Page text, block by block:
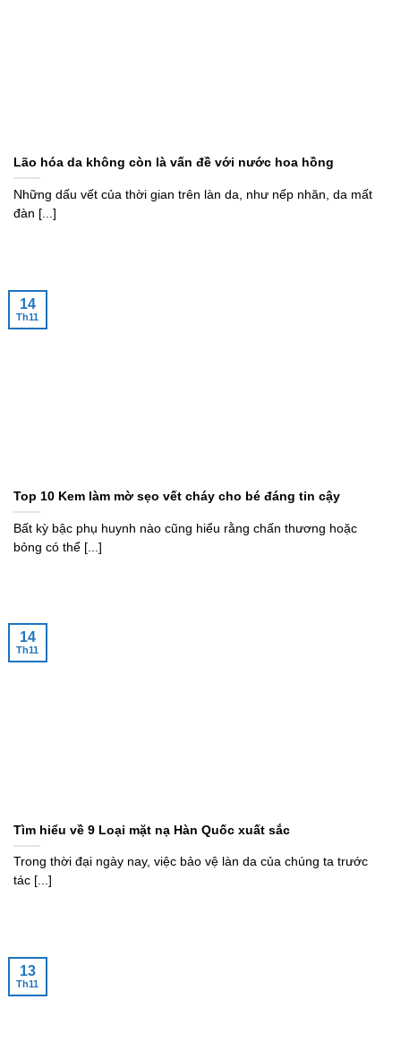
Lão hóa da không còn là vấn đề với nước hoa hồng
Những dấu vết của thời gian trên làn da, như nếp nhăn, da mất
đàn [...]
Top 10 Kem làm mờ sẹo vết cháy cho bé đáng tin cậy
Bất kỳ bậc phụ huynh nào cũng hiểu rằng chấn thương hoặc
bỏng có thể [...]
14
Th11
Tìm hiểu về 9 Loại mặt nạ Hàn Quốc xuất sắc
Trong thời đại ngày nay, việc bảo vệ làn da của chúng ta trước
tác [...]
14
Th11
13
Th11